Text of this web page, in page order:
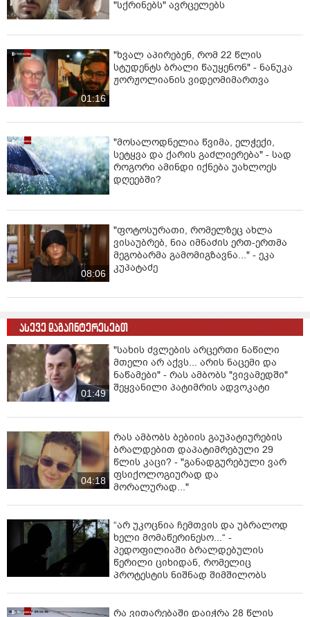
"სქრინებს" ავრცელებს
01:16
"ხვალ აპირებენ, რომ 22 წლის
სტუდენტს ბრალი წაუყენონ" - ნანუკა
ჟორჟოლიანის ვიდეომიმართვა
"მოსალოდნელია წვიმა, ელჭექი,
სეტყვა და ქარის გაძლიერება" - სად
როგორი ამინდი იქნება უახლოეს
დღეებში?
08:06
"ფოტოსურათი, რომელზეც ახლა
ვისაუბრებ, ნია იმნაძის ერთ-ერთმა
მეგობარმა გამომიგზავნა..." - ეკა
კუპატაძე
ასევე დაგაინტერესებთ
01:49
"სახის ძვლების არცერთი ნაწილი
მთელი არ აქვს... არის ნაცემი და
ნაწამები" - რას ამბობს "ვივამედში"
შეყვანილი პატიმრის ადვოკატი
04:18
რას ამბობს ბებიის გაუპატიურების
ბრალდებით დაპატიმრებული 29
წლის კაცი? - "განადგურებული ვარ
ფსიქოლოგიურად და
მორალურად..."
“არ უკოცნია ჩემთვის და უბრალოდ
ხელი მომაწერინესო...“ -
პედოფილიაში ბრალდებულის
წერილი ციხიდან, რომელიც
პროტესტის ნიშნად შიმშილობს
რა ვითარებაში დაიჭრა 28 წლის